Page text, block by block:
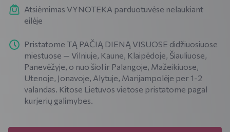
Atsiėmimas VYNOTEKA parduotuvėse nelaukiant
eilėje
Pristatome TĄ PAČIĄ DIENĄ VISUOSE didžiuosiuose
miestuose — Vilniuje, Kaune, Klaipėdoje, Šiauliuose,
Panevėžyje, o nuo šiol ir Palangoje, Mažeikiuose,
Utenoje, Jonavoje, Alytuje, Marijampolėje per 1-2
valandas. Kitose Lietuvos vietose pristatome pagal
kurjerių galimybes.